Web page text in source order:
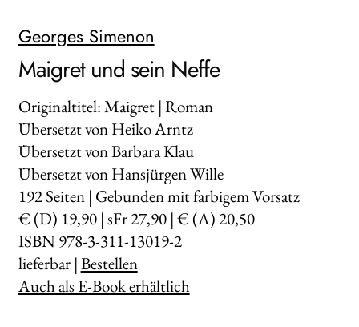
Georges Simenon
Maigret und sein Neffe
Originaltitel: Maigret | Roman
Übersetzt von Heiko Arntz
Übersetzt von Barbara Klau
Übersetzt von Hansjürgen Wille
192Seiten | Gebunden mit farbigem Vorsatz
€ (D) 19,90 | sFr 27,90 | € (A) 20,50
ISBN 978-3-311-13019-2
lieferbar |Bestellen
Auch als E-Book erhältlich